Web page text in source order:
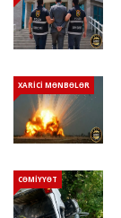
XARİCİ MƏNBƏLƏR
CƏMİYYƏT